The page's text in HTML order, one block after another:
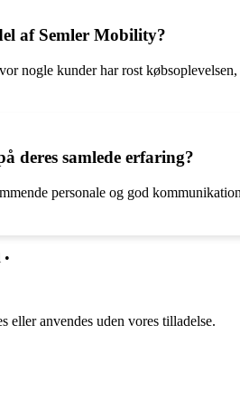
af Semler Mobility?
nogle kunder har rost
deres samlede erfaring?
personale og god
•
anvendes uden vores tilladelse.